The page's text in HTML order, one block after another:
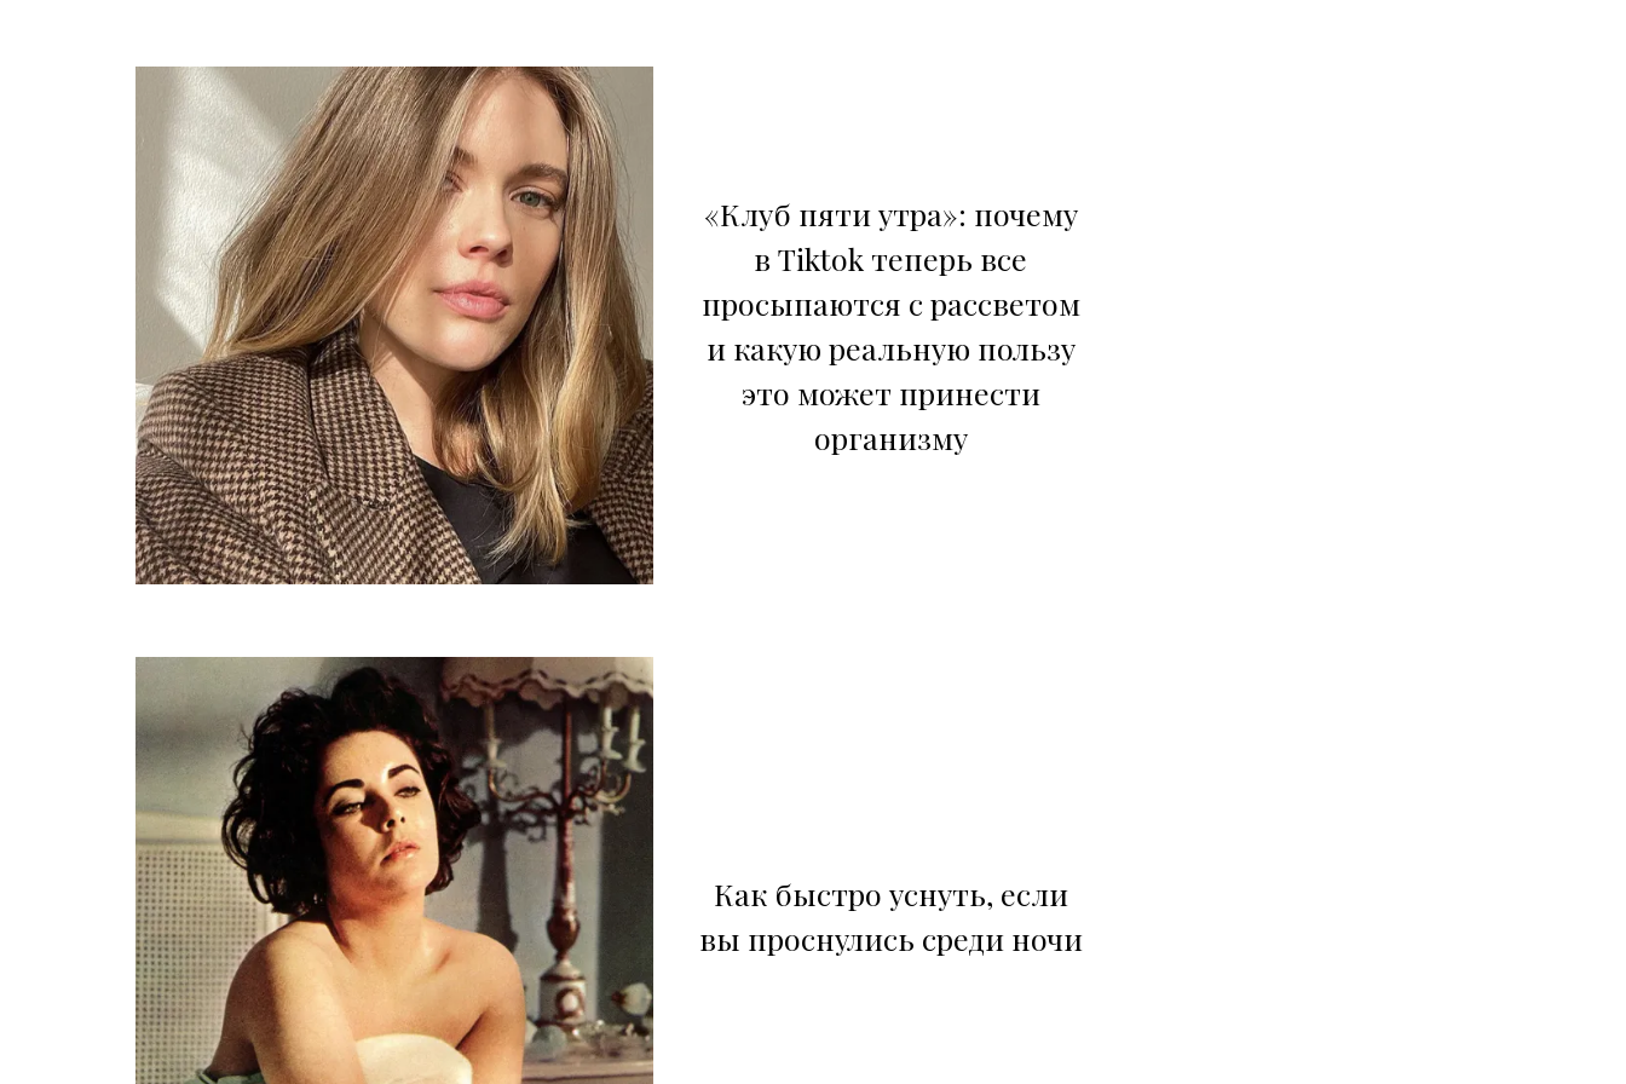
«Клуб пяти утра»: почему
в Tiktok теперь все
просыпаются с рассветом
и какую реальную пользу
это может принести
организму
Как быстро уснуть, если
вы проснулись среди ночи